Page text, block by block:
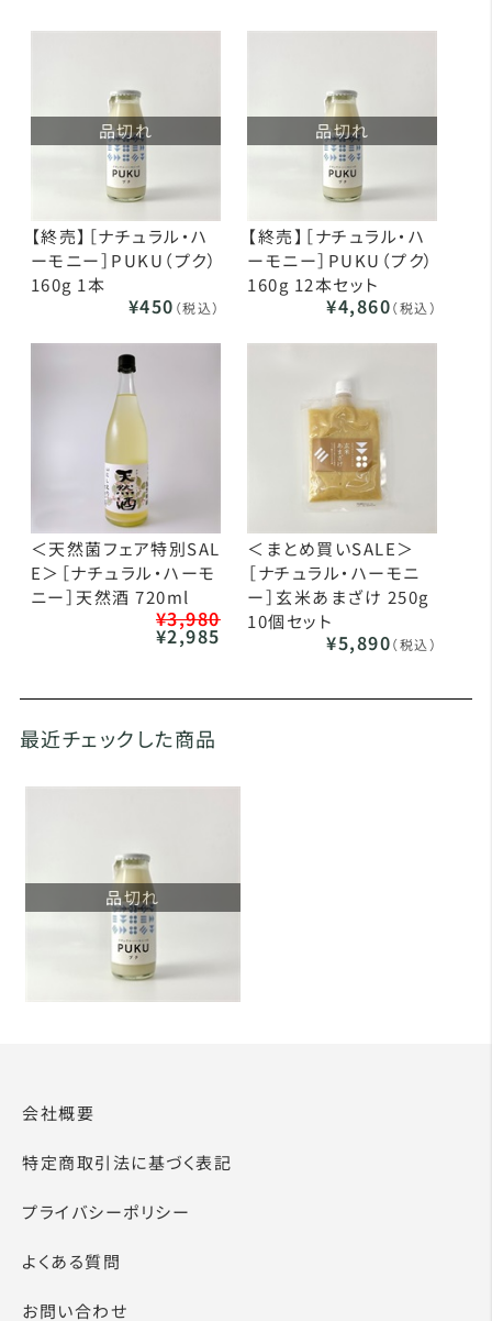
品切れ
【終売】［ナチュラル・ハ
ーモニー］PUKU（プク）
160g 1本
¥450 （税込）
品切れ
【終売】［ナチュラル・ハ
ーモニー］PUKU（プク）
160g 12本セット
¥4,860（税込）
＜天然菌フェア特別SAL
E＞［ナチュラル・ハーモ
ニー］天然酒 720ml
¥3,980
¥2,985
＜まとめ買いSALE＞
［ナチュラル・ハーモニ
ー］玄米あまざけ 250g
10個セット
¥5,890（税込）
最近チェックした商品
品切れ
会社概要
特定商取引法に基づく表記
プライバシーポリシー
よくある質問
お問い合わせ